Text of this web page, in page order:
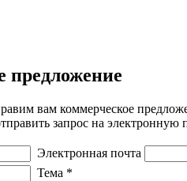
предложение
вам коммерческое
запрос на электронную
Электронная почта
Тема *